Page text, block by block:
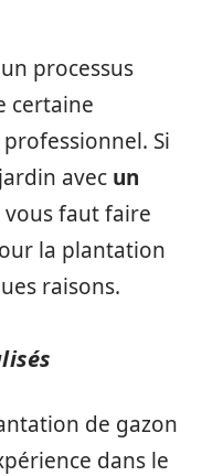
processus
certaine
Si
avec un
vous faut faire
la plantation
raisons.
de gazon
dans le